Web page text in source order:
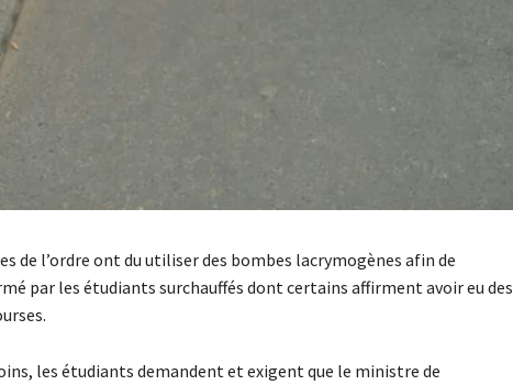
de l’ordre ont du utiliser des bombes lacrymogènes afin de
par les étudiants surchauffés dont certains affirment avoir eu des
les étudiants demandent et exigent que le ministre de